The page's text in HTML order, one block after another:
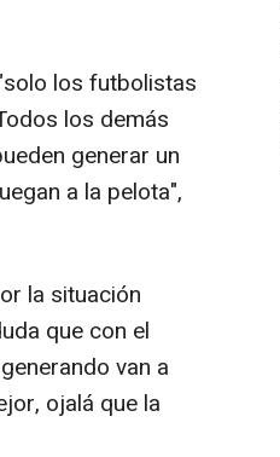
los futbolistas
los demás
generar un
a la pelota",
la situación
que con el
van a
ojalá que la